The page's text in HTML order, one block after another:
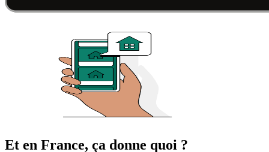
Et en France, ça donne quoi ?